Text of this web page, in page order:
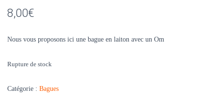
8,00€
Nous vous proposons ici une bague en laiton avec un Om
Rupture de stock
Catégorie : Bagues